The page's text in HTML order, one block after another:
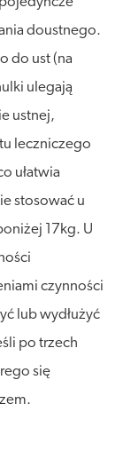
doustnego.
do ust (na
ulegają
ustnej,
leczniczego
ułatwia
stosować u
17kg. U
czynności
lub wydłużyć
po trzech
się